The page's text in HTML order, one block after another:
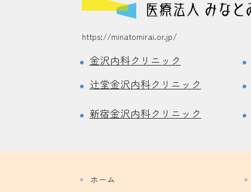
https://minatomirai.or.jp/
金沢内科クリニック
辻堂金沢内科クリニック
新宿金沢内科クリニック
ホーム